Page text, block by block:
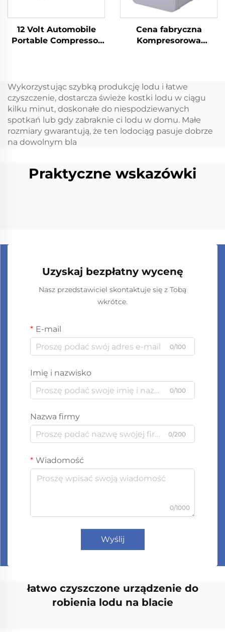
12 Volt Automobile
Portable Compressor
Lodówka
Samochodowa
Cena fabryczna
Kompresorowa
Lodówki
samochodowe
Lodówka Frzzers
Wykorzystując szybką produkcję lodu i łatwe
czyszczenie, dostarcza świeże kostki lodu w ciągu
kilku minut, doskonałe do niespodziewanych
spotkań lub gdy zabraknie ci lodu w domu. Małe
rozmiary gwarantują, że ten lodociąg pasuje dobrze
na dowolnym bla
Praktyczne wskazówki
Uzyskaj bezpłatny wycenę
Nasz przedstawiciel skontaktuje się z Tobą
wkrótce.
E-mail
0/100
Imię i nazwisko
0/100
Nazwa firmy
0/200
Wiadomość
0/1000
Wyślij
łatwo czyszczone urządzenie do
robienia lodu na blacie